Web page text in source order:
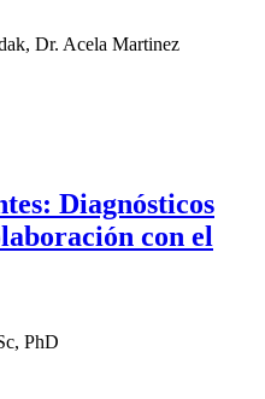
, Dr. Acela Martinez
Diagnósticos
con el
PhD